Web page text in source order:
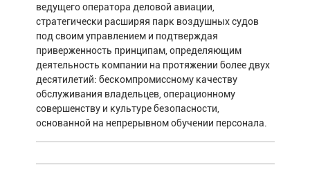
ведущего оператора деловой авиации,
стратегически расширяя парк воздушных судов
под своим управлением и подтверждая
приверженность принципам, определяющим
деятельность компании на протяжении более двух
десятилетий: бескомпромиссному качеству
обслуживания владельцев, операционному
совершенству и культуре безопасности,
основанной на непрерывном обучении персонала.